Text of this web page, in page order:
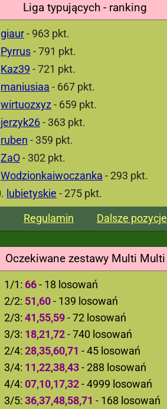
Liga typujących - ranking
giaur- 963 pkt.
Pyrrus- 791 pkt.
Kaz39 - 721 pkt.
maniusiaa - 667 pkt.
wirtuozxyz - 659 pkt.
jerzyk26- 363 pkt.
ruben - 359 pkt.
ZaO- 302 pkt.
Wodzionkaiwoczanka - 293 pkt.
lubietyskie - 275 pkt.
Regulamin
Dalsze pozycje
Oczekiwane zestawy Multi Multi
1/1: 66- 18 losowań
2/2: 51,60- 139 losowań
2/3: 41,55,59- 72 losowań
3/3: 18,21,72- 740 losowań
2/4: 28,35,60,71 - 45 losowań
3/4: 11,22,38,43- 288 losowań
4/4: 07,10,17,32- 4999 losowań
3/5: 36,37,48,58,71 - 168 losowań